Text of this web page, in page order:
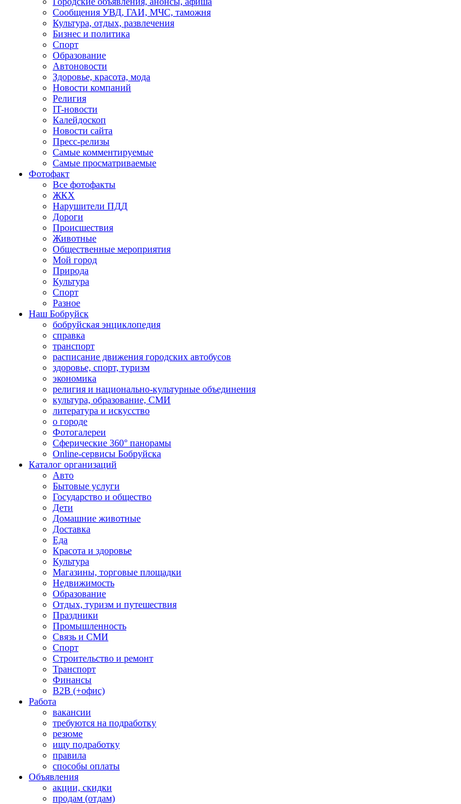
Сообщения УВД, ГАИ, МЧС, таможня
Культура, отдых, развлечения
Бизнес и политика
Спорт
Образование
Автоновости
Здоровье, красота, мода
Новости компаний
Религия
IT-новости
Калейдоскоп
Новости сайта
Пресс-релизы
Самые комментируемые
Самые просматриваемые
Фотофакт
Все фотофакты
ЖКХ
Нарушители ПДД
Дороги
Происшествия
Животные
Общественные мероприятия
Мой город
Природа
Культура
Спорт
Разное
Наш Бобруйск
бобруйская энциклопедия
справка
транспорт
расписание движения городских автобусов
здоровье, спорт, туризм
экономика
религия и национально-культурные объединения
культура, образование, СМИ
литература и искусство
о городе
Фотогалереи
Сферические 360° панорамы
Online-сервисы Бобруйска
Каталог организаций
Авто
Бытовые услуги
Государство и общество
Дети
Домашние животные
Доставка
Еда
Красота и здоровье
Культура
Магазины, торговые площадки
Недвижимость
Образование
Отдых, туризм и путешествия
Праздники
Промышленность
Связь и СМИ
Спорт
Строительство и ремонт
Транспорт
Финансы
B2B (+офис)
Работа
вакансии
требуются на подработку
резюме
ищу подработку
правила
способы оплаты
Объявления
акции, скидки
продам (отдам)